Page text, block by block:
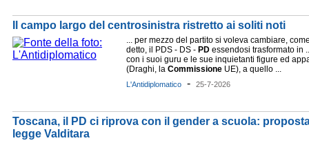
Il campo largo del centrosinistra ristretto ai soliti noti
... per mezzo del partito si voleva cambiare,
detto, il PDS - DS - PD essendosi trasformato in
con i suoi guru e le sue inquietanti figure ed
(Draghi, la Commissione UE), a quello ...
L'Antidiplomatico - 25-7-2026
Toscana, il PD ci riprova con il gender a scuola:
legge Valditara